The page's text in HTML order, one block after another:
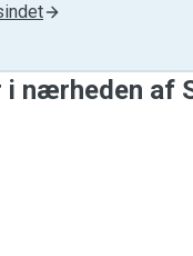
i nærheden af